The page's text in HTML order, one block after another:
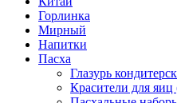
Горлинка
Мирный
Напитки
Пасха
Глазурь
Красители для